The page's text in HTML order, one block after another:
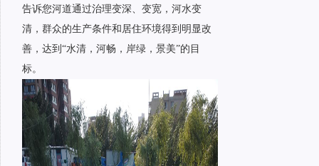
告诉您河道通过治理变深、变宽，河水变
清，群众的生产条件和居住环境得到明显改
善，达到“水清，河畅，岸绿，景美”的目
标。